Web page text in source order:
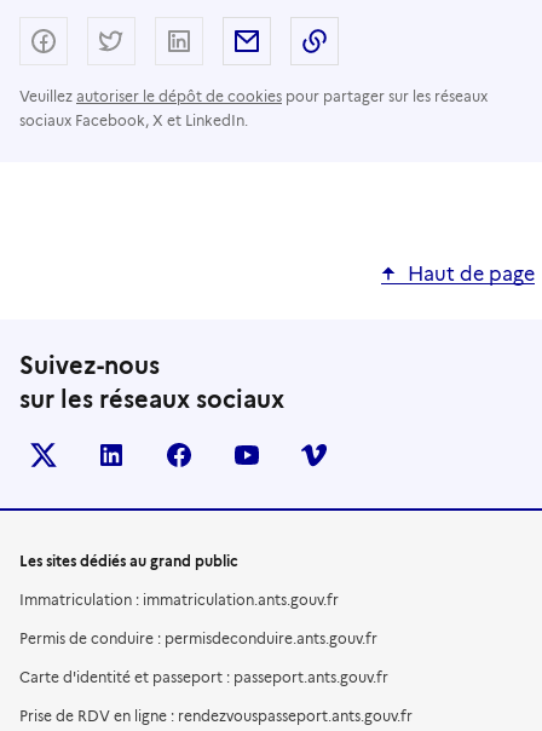
Veuillez autoriser le dépôt de cookies pour partager sur les réseaux
sociaux Facebook, X et LinkedIn.
Partager sur Facebook
Partager sur Twitter
Partager sur LinkedIn
Partager par email
Haut de page
Suivez-nous
sur les réseaux sociaux
X (anciennement TWITTER)
LINKEDINFACEBOOKYOUTUBEVIMEO
Les sites dédiés au grand public
Immatriculation : immatriculation.ants.gouv.fr
Permis de conduire : permisdeconduire.ants.gouv.fr
Carte d'identité et passeport : passeport.ants.gouv.fr
Prise de RDV en ligne : rendezvouspasseport.ants.gouv.fr